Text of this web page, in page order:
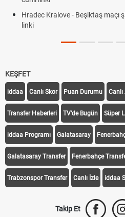
Hradec Kralove - Beşiktaş maçı
linki
KEŞFET
iddaa Canlı Skor Puan Durumu
Transfer Haberleri TV'de Bugün Süper
iddaa Programı Galatasaray
Galatasaray Transfer Fenerbahçe
Trabzonspor Transfer Canlı İzle iddaa
Takip Et